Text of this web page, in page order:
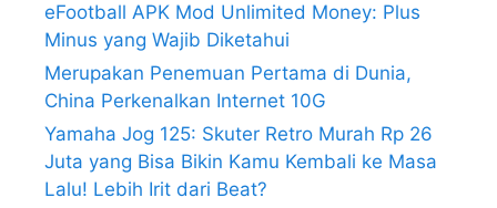
eFootball APK Mod Unlimited Money: Plus
Minus yang Wajib Diketahui
Merupakan Penemuan Pertama di Dunia,
China Perkenalkan Internet 10G
Yamaha Jog 125: Skuter Retro Murah Rp 26
Juta yang Bisa Bikin Kamu Kembali ke Masa
Lalu! Lebih Irit dari Beat?